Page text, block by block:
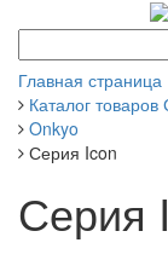
Главная страница
Каталог
Onkyo
Серия Icon
Серия